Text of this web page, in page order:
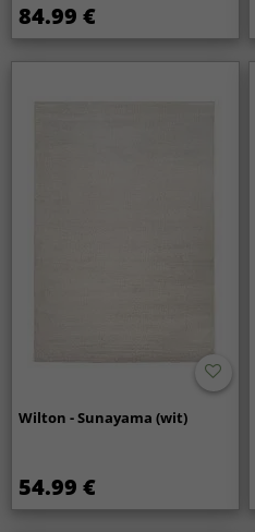
84.99 €
Wilton - Sunayama (wit)
54.99 €